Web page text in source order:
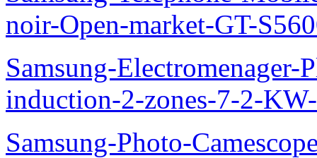
noir-Open-market-GT-
Samsung-Electromenager-
induction-2-zones-7-2-
Samsung-Photo-